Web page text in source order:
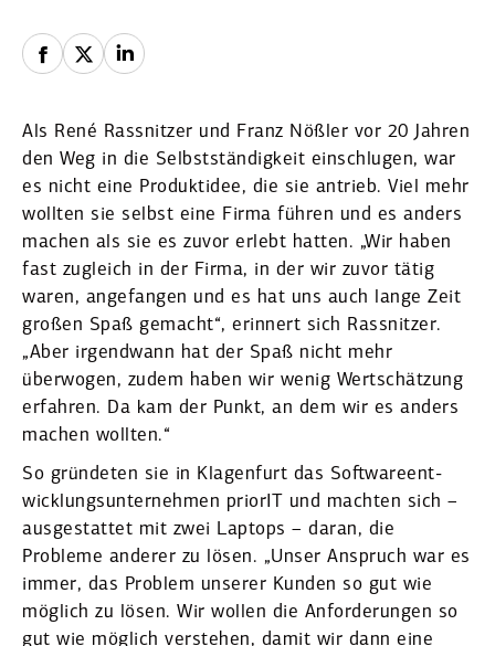
Als René Rassnitzer und Franz Nößler vor 20 Jahren
den Weg in die Selbst­stän­digkeit einschlugen, war
es nicht eine Produkt­idee, die sie antrieb. Viel mehr
wollten sie selbst eine Firma führen und es anders
machen als sie es zuvor erlebt hatten. „Wir haben
fast zugleich in der Firma, in der wir zuvor tätig
waren, angefangen und es hat uns auch lange Zeit
großen Spaß gemacht“, erinnert sich Rassnitzer.
„Aber irgendwann hat der Spaß nicht mehr
überwogen, zudem haben wir wenig Wertschätzung
erfahren. Da kam der Punkt, an dem wir es anders
machen wollten.“
So gründeten sie in Klagenfurt das Software­ent­
wick­lungs­un­ter­nehmen priorIT und machten sich –
ausge­stattet mit zwei Laptops – daran, die
Probleme anderer zu lösen. „Unser Anspruch war es
immer, das Problem unserer Kunden so gut wie
möglich zu lösen. Wir wollen die Anfor­de­rungen so
gut wie möglich verstehen, damit wir dann eine